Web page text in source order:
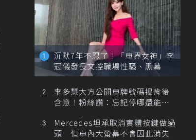
沉默7年不忍了！「車界女神」李
冠儀發長文控職場性騷、黑幕
李多慧大方公開車牌號碼揭背後
含意！粉絲讚：忘記停哪還能幫
Mercedes坦承取消實體按鍵做過
頭 但車內大螢幕不會因此消失